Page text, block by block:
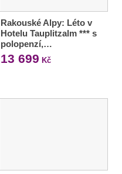
Rakouské Alpy: Léto v
Hotelu Tauplitzalm *** s
polopenzí,…
13 699 Kč